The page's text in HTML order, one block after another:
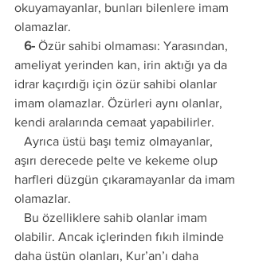
okuyamayanlar, bunları bilenlere imam
olamazlar.
   6-
Özür sahibi olmaması: Yarasından,
ameliyat yerinden kan, irin aktığı ya da
idrar kaçırdığı için özür sahibi olanlar
imam olamazlar. Özürleri aynı olanlar,
kendi aralarında cemaat yapabilirler.
aşırı derecede pelte ve kekeme olup
harfleri düzgün çıkaramayanlar da imam
olamazlar.
olabilir. Ancak içlerinden fıkıh ilminde
daha üstün olanları, Kur’an’ı daha